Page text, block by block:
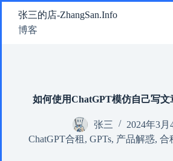
跳
过
内
张三的店-ZhangSan.Info
博客
如何使用ChatGPT模仿自己写
张三
2024年3月
ChatGPT合租 ,GPTs, 产品解惑,合